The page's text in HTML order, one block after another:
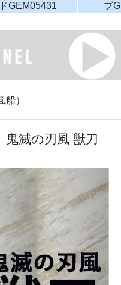
GEM05431
ブ
）
鬼滅の刃風 獣刀